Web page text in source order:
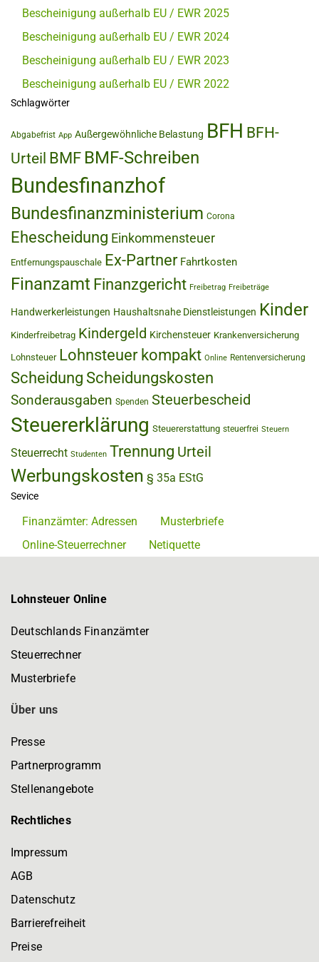
Bescheinigung außerhalb EU / EWR 2025
Bescheinigung außerhalb EU / EWR 2024
Bescheinigung außerhalb EU / EWR 2023
Bescheinigung außerhalb EU / EWR 2022
Schlagwörter
Abgabefrist App Außergewöhnliche Belastung BFH BFH-
Urteil BMF BMF-Schreiben
Bundesfinanzhof
Bundesfinanzministerium Corona
Ehescheidung Einkommensteuer
Entfernungspauschale Ex-Partner Fahrtkosten
Finanzamt Finanzgericht Freibetrag Freibeträge
Handwerkerleistungen Haushaltsnahe Dienstleistungen Kinder
Kinderfreibetrag Kindergeld Kirchensteuer Krankenversicherung
Lohnsteuer Lohnsteuer kompakt Online Rentenversicherung
Scheidung Scheidungskosten
Sonderausgaben Spenden Steuerbescheid
Steuererklärung Steuererstattung steuerfrei Steuern
Steuerrecht Studenten Trennung Urteil
Werbungskosten § 35a EStG
Sevice
Finanzämter: Adressen
Musterbriefe
Online-Steuerrechner
Netiquette
Lohnsteuer Online
Deutschlands Finanzämter
Steuerrechner
Musterbriefe
Über uns
Presse
Partnerprogramm
Stellenangebote
Rechtliches
Impressum
AGB
Datenschutz
Barrierefreiheit
Preise